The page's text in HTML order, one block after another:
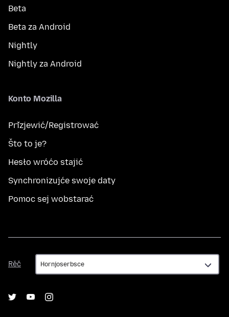
Beta
Beta za Android
Nightly
Nightly za Android
Konto Mozilla
Přizjewić/Registrować
Što to je?
Hesło wróćo stajić
Synchronizujće swoje daty
Pomoc sej wobstarać
Rěč
Rěč